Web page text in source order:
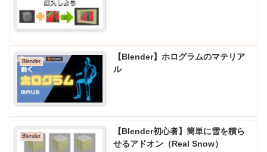
Blender
【Blender】ホログラムのマテリア
ル
Blender
【Blender初心者】簡単に雪を積ら
せるアドオン（Real Snow）